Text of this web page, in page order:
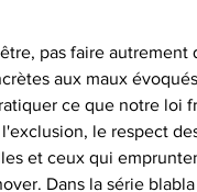
pas faire autrement
aux maux
ce que notre loi
le respect
et ceux qui
Dans la série